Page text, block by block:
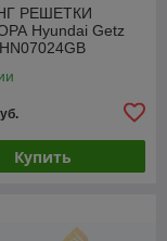
РЕШЕТКИ
Hyundai Getz
Купить